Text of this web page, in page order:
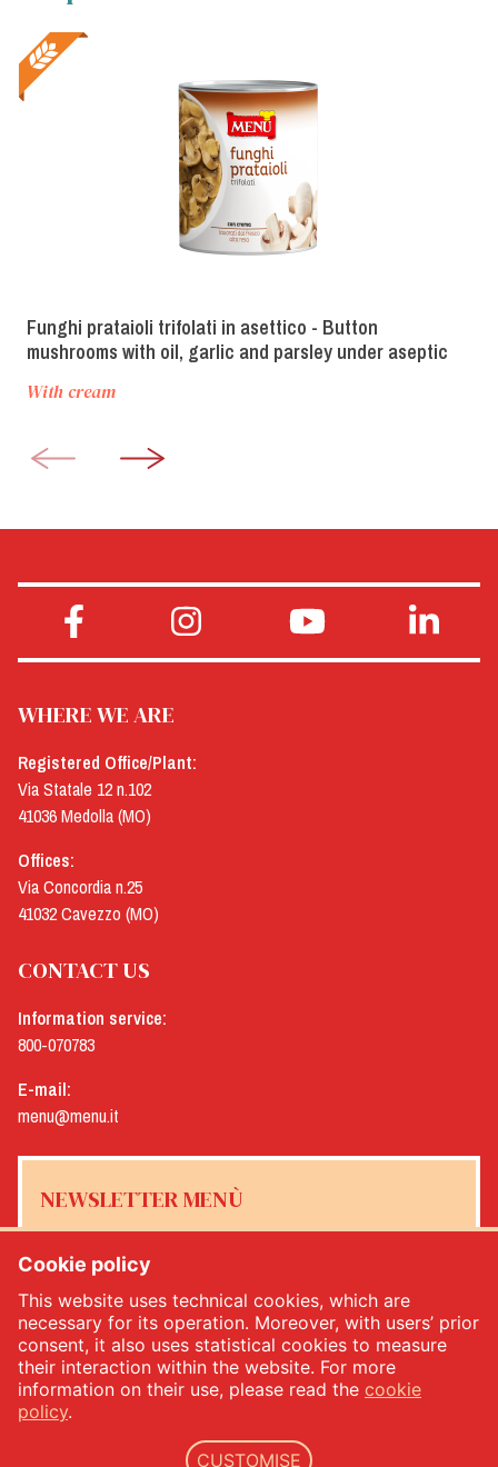
Funghi prataioli trifolati in asettico - Button
mushrooms with oil, garlic and parsley under aseptic
With cream
WHERE WE ARE
Registered Office/Plant:
Via Statale 12 n.102
41036 Medolla (MO)
Offices:
Via Concordia n.25
41032 Cavezzo (MO)
CONTACT US
Information service:
800-070783
E-mail:
menu@menu.it
NEWSLETTER MENÙ
Yes, I would like to receive the Menù newsletter*
SUBSCRIBE
Cookie policy
This website uses technical cookies, which are
necessary for its operation. Moreover, with users’ prior
consent, it also uses statistical cookies to measure
their interaction within the website. For more
information on their use, please read the cookie
policy.
CUSTOMISE